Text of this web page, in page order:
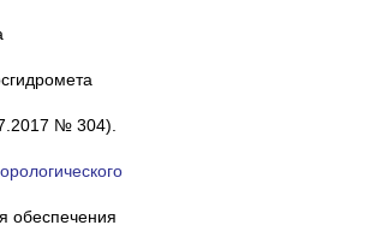
№ 304).
обеспечения